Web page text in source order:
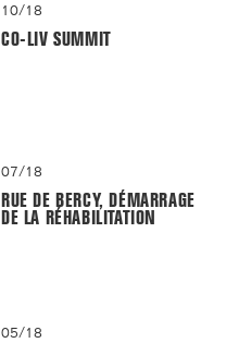
10/18
CO-LIV SUMMIT
07/18
RUE DE BERCY, DÉMARRAGE
DE LA RÉHABILITATION
05/18